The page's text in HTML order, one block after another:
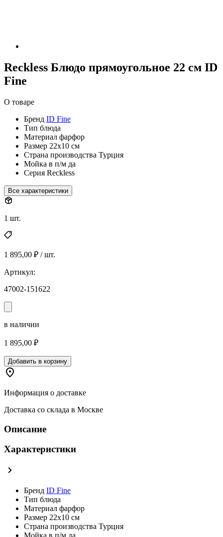
Reckless Блюдо прямоугольное 22 см ID
Fine
О товаре
Бренд ID Fine
Тип блюда
Материал фарфор
Размер 22х10 см
Страна производства Турция
Мойка в п/м да
Серия Reckless
Все характеристики
1 шт.
1 895,00 ₽ / шт.
Артикул:
47002-151622
в наличии
1 895,00 ₽
Добавить в корзину
Информация о доставке
Доставка со склада в Москве
Описание
Характеристики
Бренд ID Fine
Тип блюда
Материал фарфор
Размер 22х10 см
Страна производства Турция
Мойка в п/м да